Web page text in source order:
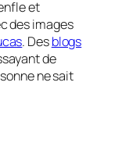
et
des images
. Desblogs
de
ne sait